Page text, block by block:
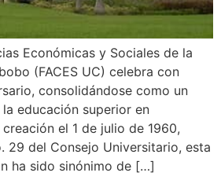
Económicas y Sociales de la
(FACES UC) celebra con
consolidándose como un
educación superior en
el 1 de julio de 1960,
29 del Consejo Universitario, esta
ha sido sinónimo de […]